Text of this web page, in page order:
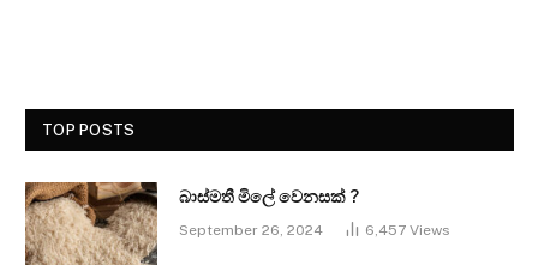
TOP POSTS
බාස්මතී මිලේ වෙනසක් ?
September 26, 2024 6,457 Views